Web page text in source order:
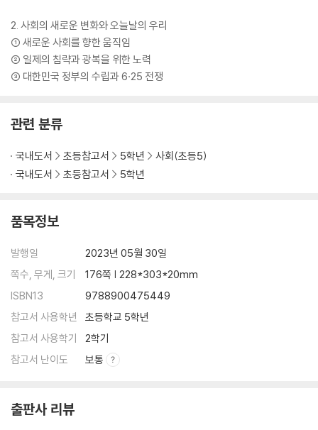
2. 사회의 새로운 변화와 오늘날의 우리
① 새로운 사회를 향한 움직임
② 일제의 침략과 광복을 위한 노력
③ 대한민국 정부의 수립과 6·25 전쟁
관련 분류
국내도서 초등참고서 5학년
사회(초등5)
국내도서
초등참고서 5학년
품목정보
발행일
2023년 05월 30일
쪽수, 무게, 크기
176쪽 | 228*303*20mm
ISBN13
9788900475449
참고서 사용학년
초등학교 5학년
참고서 사용학기
2학기
참고서 난이도
보통
출판사 리뷰